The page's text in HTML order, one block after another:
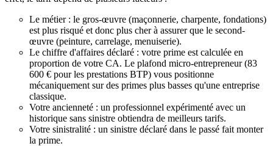
Le métier : le gros-œuvre (maçonnerie, charpente, fondations)
est plus risqué et donc plus cher à assurer que le second-
œuvre (peinture, carrelage, menuiserie).
Le chiffre d'affaires déclaré : votre prime est calculée en
proportion de votre CA. Le plafond micro-entrepreneur (83
600 € pour les prestations BTP) vous positionne
mécaniquement sur des primes plus basses qu'une entreprise
classique.
Votre ancienneté : un professionnel expérimenté avec un
historique sans sinistre obtiendra de meilleurs tarifs.
Votre sinistralité : un sinistre déclaré dans le passé fait monter
la prime.